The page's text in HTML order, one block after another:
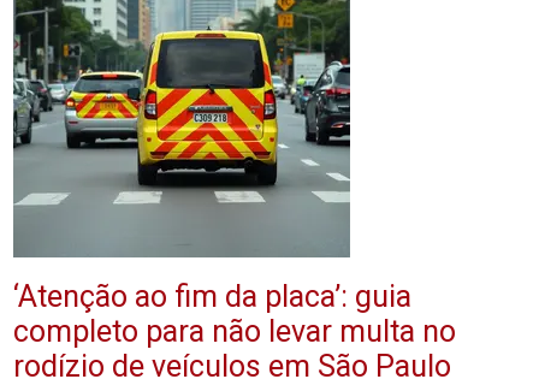
‘Atenção ao fim da placa’: guia
completo para não levar multa no
rodízio de veículos em São Paulo